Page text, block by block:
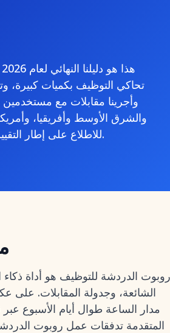
تحاكي التوظيف بكميات كبيرة،
والشرق الأوسط وأفريقيا،
للاطلاع على إطار.
روبوت الدردشة للتوظيف هو أداة
الشائعة، وجدولة المقابلات. على
مدار الساعة طوال أيام الأسبوع
المتقدمة تدفقات عمل روبوت